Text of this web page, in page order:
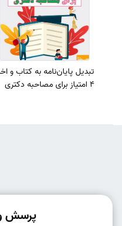
تبدیل پایان‌نامه به کتاب و
4 امتیاز برای مصاحبه دکتری
پرسش